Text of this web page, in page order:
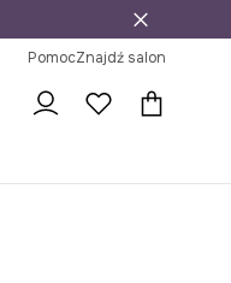
PomocZnajdź salon